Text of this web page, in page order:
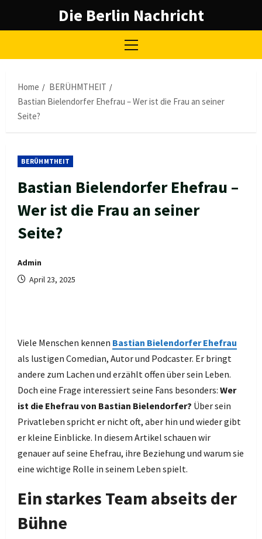
Die Berlin Nachricht
Primary
Home
BERÜHMTHEIT
Bastian Bielendorfer Ehefrau – Wer ist die Frau an seiner
Seite?
BERÜHMTHEIT
Bastian Bielendorfer Ehefrau –
Wer ist die Frau an seiner
Seite?
Admin
April 23, 2025
Viele Menschen kennen Bastian Bielendorfer Ehefrau
als lustigen Comedian, Autor und Podcaster. Er bringt
andere zum Lachen und erzählt offen über sein Leben.
Doch eine Frage interessiert seine Fans besonders: Wer
ist die Ehefrau von Bastian Bielendorfer? Über sein
Privatleben spricht er nicht oft, aber hin und wieder gibt
er kleine Einblicke. In diesem Artikel schauen wir
genauer auf seine Ehefrau, ihre Beziehung und warum sie
eine wichtige Rolle in seinem Leben spielt.
Ein starkes Team abseits der
Bühne